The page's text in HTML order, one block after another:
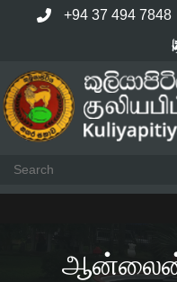
+94 37 494 7848